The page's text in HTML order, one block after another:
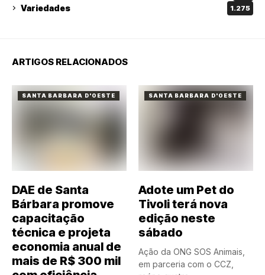
Variedades 1.275
ARTIGOS RELACIONADOS
SANTA BARBARA D'OESTE
DAE de Santa
Bárbara promove
capacitação
técnica e projeta
economia anual de
mais de R$ 300 mil
SANTA BARBARA D'OESTE
Adote um Pet do
Tivoli terá nova
edição neste
sábado
Ação da ONG SOS Animais,
em parceria com o CCZ,